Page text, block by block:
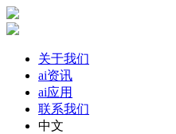
关于我们
ai资讯
ai应用
联系我们
中文